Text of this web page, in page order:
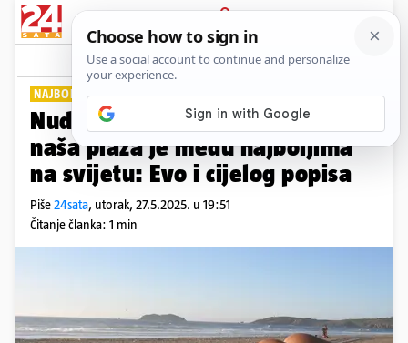
PRIJAVA
Lifestyle Komentari
NAJBOLJIH 25
Nudisti obožavaju Hrvatsku, a
naša plaža je među najboljima
na svijetu: Evo i cijelog popisa
Piše24sata, utorak, 27.5.2025. u 19:51
Čitanje članka: 1 min